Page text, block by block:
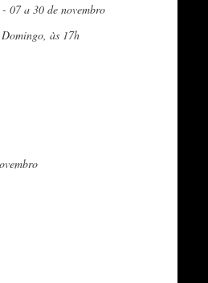
07 a 30 de novembro
às 17h